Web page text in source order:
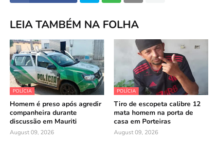
LEIA TAMBÉM NA FOLHA
POLÍCIA
Homem é preso após agredir
companheira durante
discussão em Mauriti
August 09, 2026
POLÍCIA
Tiro de escopeta calibre 12
mata homem na porta de
casa em Porteiras
August 09, 2026